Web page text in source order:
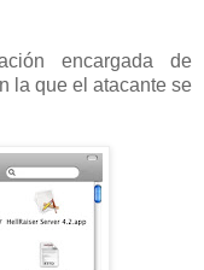
encargada de
la que el atacante se